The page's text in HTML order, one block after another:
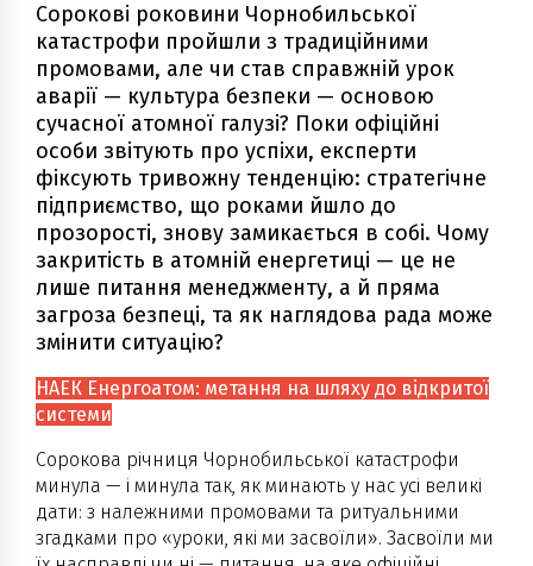
Сорокові роковини Чорнобильської
катастрофи пройшли з традиційними
промовами, але чи став справжній урок
аварії — культура безпеки — основою
сучасної атомної галузі? Поки офіційні
особи звітують про успіхи, експерти
фіксують тривожну тенденцію: стратегічне
підприємство, що роками йшло до
прозорості, знову замикається в собі. Чому
закритість в атомній енергетиці — це не
лише питання менеджменту, а й пряма
загроза безпеці, та як наглядова рада може
змінити ситуацію?
НАЕК Енергоатом: метання на шляху до відкритої
системи
Сорокова річниця Чорнобильської катастрофи
минула — і минула так, як минають у нас усі великі
дати: з належними промовами та ритуальними
згадками про «уроки, які ми засвоїли». Засвоїли ми